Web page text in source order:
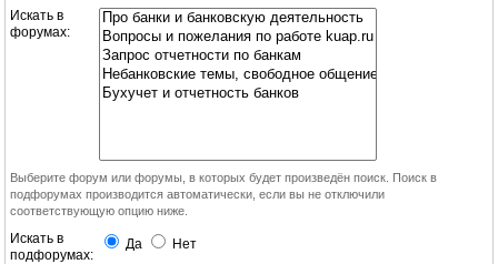
Искать в
форумах:
Выберите форум или форумы, в которых будет произведён поиск. Поиск в
подфорумах производится автоматически, если вы не отключили
соответствующую опцию ниже.
Искать в
подфорумах:
Да Нет